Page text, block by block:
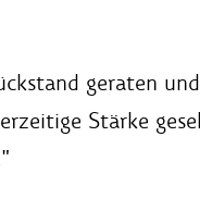
geraten
Stärke